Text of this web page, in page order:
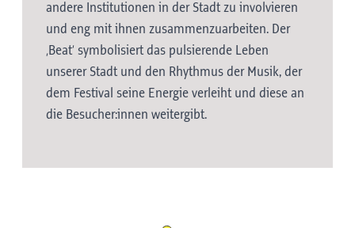
andere Institutionen in der Stadt zu involvieren
und eng mit ihnen zusammenzuarbeiten. Der
‚Beat‘ symbolisiert das pulsierende Leben
unserer Stadt und den Rhythmus der Musik, der
dem Festival seine Energie verleiht und diese an
die Besucher:innen weitergibt.